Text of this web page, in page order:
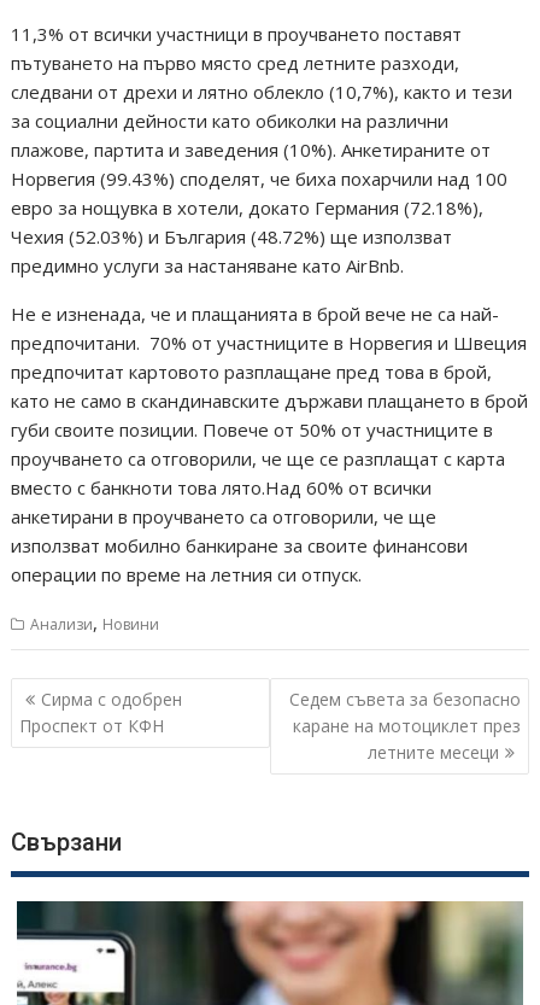
11,3% от всички участници в проучването поставят
пътуването на първо място сред летните разходи,
следвани от дрехи и лятно облекло (10,7%), както и тези
за социални дейности като обиколки на различни
плажове, партита и заведения (10%). Анкетираните от
Норвегия (99.43%) споделят, че биха похарчили над 100
евро за нощувка в хотели, докато Германия (72.18%),
Чехия (52.03%) и България (48.72%) ще използват
предимно услуги за настаняване като АirBnb.
Не е изненада, че и плащанията в брой вече не са най-
предпочитани. 70% от участниците в Норвегия и Швеция
предпочитат картовото разплащане пред това в брой,
като не само в скандинавските държави плащането в брой
губи своите позиции. Повече от 50% от участниците в
проучването са отговорили, че ще се разплащат с карта
вместо с банкноти това лято.Над 60% от всички
анкетирани в проучването са отговорили, че ще
използват мобилно банкиране за своите финансови
операции по време на летния си отпуск.
Анализи, Новини
Навигация
Сирма с одобрен
Проспект от КФН
Седем съвета за безопасно
каране на мотоциклет през
летните месеци
Свързани